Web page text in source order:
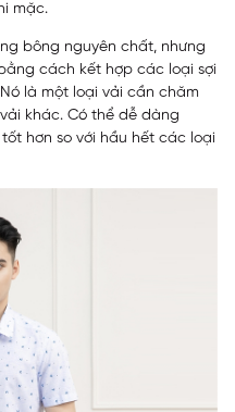
mặc.
bông nguyên chất, nhưng
cách kết hợp các loại sợi
là một loại vải cần chăm
khác. Có thể dễ dàng
hơn so với hầu hết các loại